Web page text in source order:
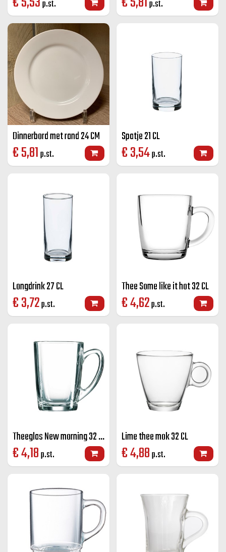
p.st. p.st.
Dinnerbord met rand 24 CM
€5,81p.st.
Spatje 21 CL
€3,54p.st.
Longdrink 27 CL
€3,72p.st.
Thee Some like it hot 32 CL
€4,62p.st.
Theeglas New morning 32 CL
€4,18p.st.
Lime thee mok 32 CL
€4,88p.st.